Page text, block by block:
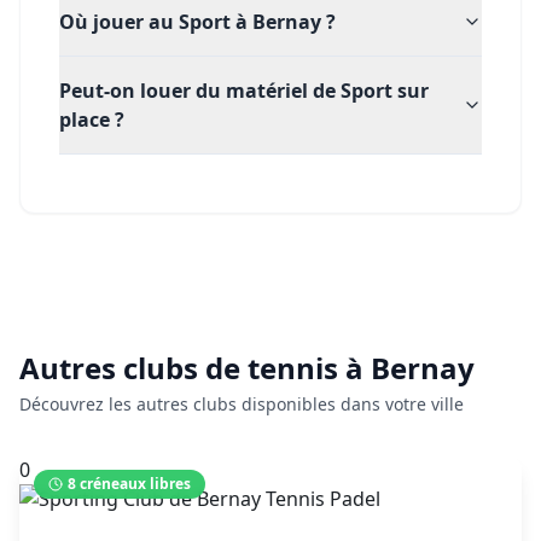
Où jouer au Sport à Bernay ?
Peut-on louer du matériel de Sport sur
place ?
Autres clubs detennis à Bernay
Découvrez les autres clubs disponibles dans votre ville
0
8créneaux libres